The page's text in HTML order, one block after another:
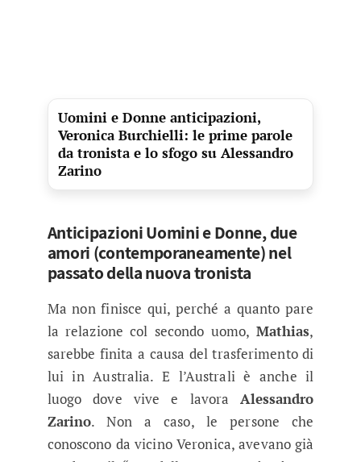
Uomini e Donne anticipazioni,
Veronica Burchielli: le prime parole
da tronista e lo sfogo su Alessandro
Zarino
Anticipazioni Uomini e Donne, due
amori (contemporaneamente) nel
passato della nuova tronista
Ma non finisce qui, perché a quanto pare
la relazione col secondo uomo, Mathias,
sarebbe finita a causa del trasferimento di
lui in Australia. E l’Australi è anche il
luogo dove vive e lavoraAlessandro
Zarino. Non a caso, le persone che
conoscono da vicino Veronica, avevano già